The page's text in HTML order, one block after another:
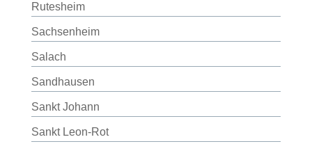
Rutesheim
Sachsenheim
Salach
Sandhausen
Sankt Johann
Sankt Leon-Rot